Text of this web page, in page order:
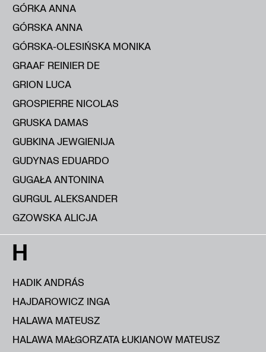
GÓRKA ANNA
GÓRSKA ANNA
GÓRSKA-OLESIŃSKA MONIKA
GRAAF REINIER DE
GRION LUCA
GROSPIERRE NICOLAS
GRUSKA DAMAS
GUBKINA JEWGIENIJA
GUDYNAS EDUARDO
GUGAŁA ANTONINA
GURGUL ALEKSANDER
GZOWSKA ALICJA
H
HADIK ANDRÁS
HAJDAROWICZ INGA
HALAWA MATEUSZ
HALAWA MAŁGORZATA ŁUKIANOW MATEUSZ